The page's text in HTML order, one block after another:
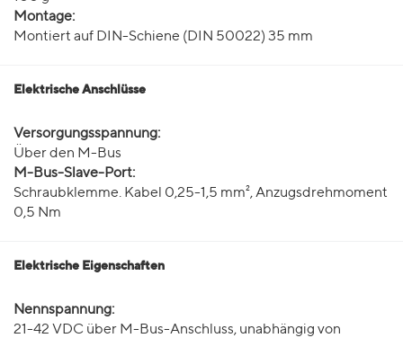
Montage:
Montiert auf DIN-Schiene (DIN 50022) 35 mm
Elektrische Anschlüsse
Versorgungsspannung:
Über den M-Bus
M-Bus-Slave-Port:
Schraubklemme. Kabel 0,25-1,5 mm², Anzugsdrehmoment
0,5 Nm
Elektrische Eigenschaften
Nennspannung:
21-42 VDC über M-Bus-Anschluss, unabhängig von